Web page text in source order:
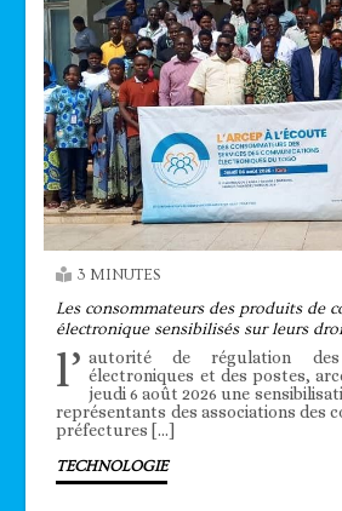
3 MINUTES
Les consommateurs des produits de
électronique sensibilisés sur leurs
l’ autorité de régulation des
électroniques et des postes,
jeudi 6 août 2026 une
représentants des associations des
préfectures […]
TECHNOLOGIE